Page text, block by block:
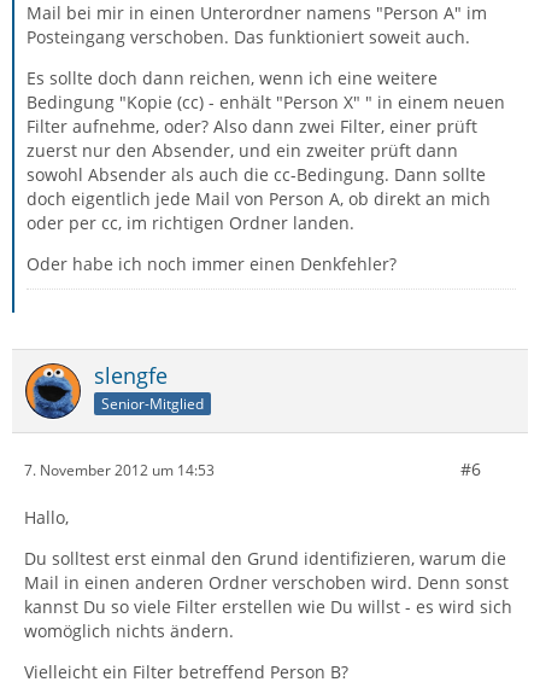
Mail bei mir in einen Unterordner namens "Person A" im
Posteingang verschoben. Das funktioniert soweit auch.
Es sollte doch dann reichen, wenn ich eine weitere
Bedingung "Kopie (cc) - enhält "Person X" " in einem neuen
Filter aufnehme, oder? Also dann zwei Filter, einer prüft
zuerst nur den Absender, und ein zweiter prüft dann
sowohl Absender als auch die cc-Bedingung. Dann sollte
doch eigentlich jede Mail von Person A, ob direkt an mich
oder per cc, im richtigen Ordner landen.
Oder habe ich noch immer einen Denkfehler?
slengfe
Senior-Mitglied
7. November 2012 um 14:53 #6
Hallo,
Du solltest erst einmal den Grund identifizieren, warum die
Mail in einen anderen Ordner verschoben wird. Denn sonst
kannst Du so viele Filter erstellen wie Du willst - es wird sich
womöglich nichts ändern.
Vielleicht ein Filter betreffend Person B?